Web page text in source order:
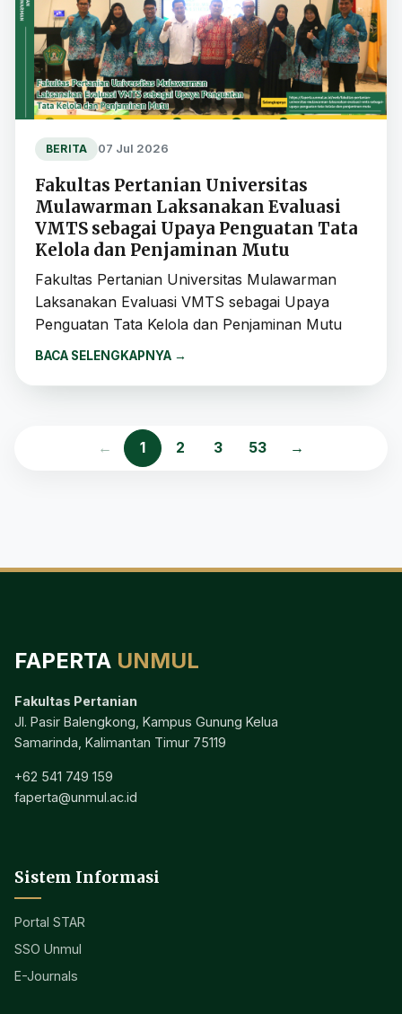
BERITA 07 Jul 2026
Fakultas Pertanian Universitas
Mulawarman Laksanakan Evaluasi
VMTS sebagai Upaya Penguatan Tata
Kelola dan Penjaminan Mutu
Fakultas Pertanian Universitas Mulawarman
Laksanakan Evaluasi VMTS sebagai Upaya
Penguatan Tata Kelola dan Penjaminan Mutu
BACA SELENGKAPNYA →
← 1 2 3 53 →
FAPERTA UNMUL
Fakultas Pertanian
Jl. Pasir Balengkong, Kampus Gunung Kelua
Samarinda, Kalimantan Timur 75119
+62 541 749 159
faperta@unmul.ac.id
Sistem Informasi
Portal STAR
SSO Unmul
E-Journals